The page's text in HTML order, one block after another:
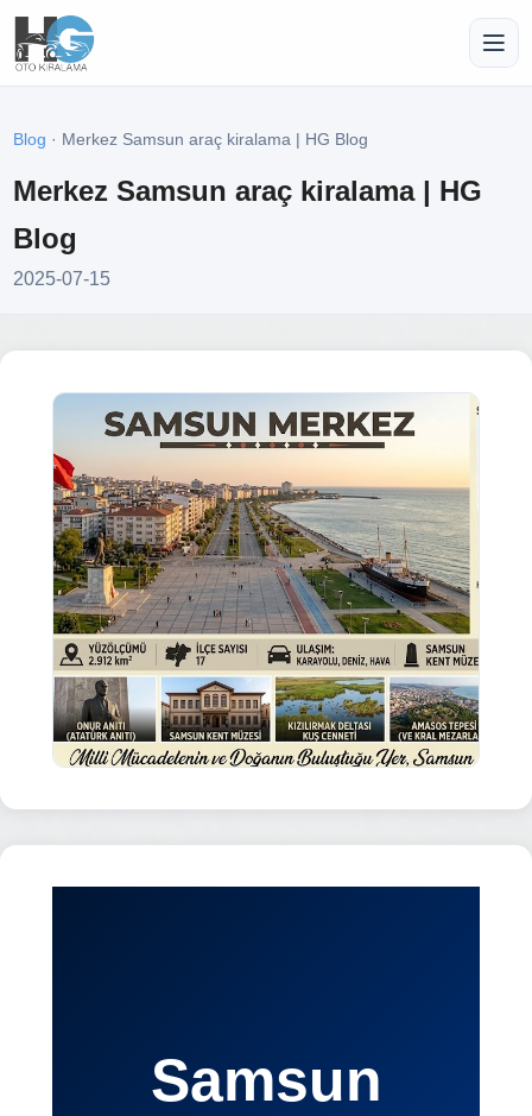
Blog · Merkez Samsun araç kiralama | HG Blog
Merkez Samsun araç kiralama | HG
Blog
2025-07-15
Samsun